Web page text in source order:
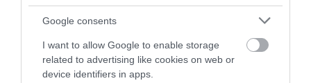
Google consents
I want to allow Google to enable storage
related to advertising like cookies on web or
device identifiers in apps.